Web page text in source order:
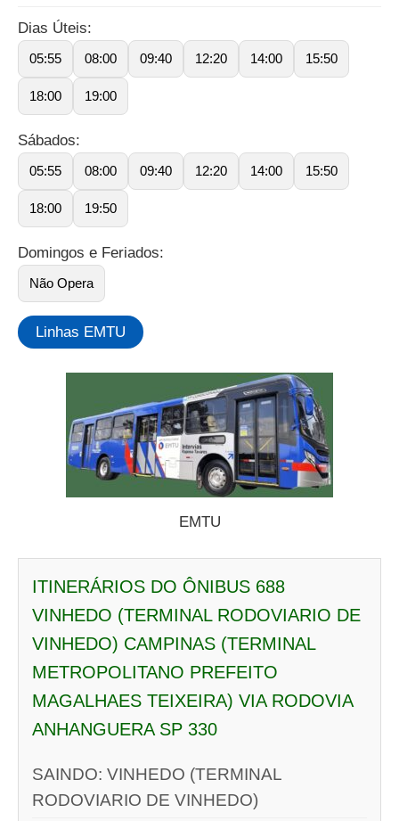
Dias Úteis:
05:55 08:00 09:40 12:20 14:00 15:50
18:00 19:00
Sábados:
05:55 08:00 09:40 12:20 14:00 15:50
18:00 19:50
Domingos e Feriados:
Não Opera
Linhas EMTU
EMTU
ITINERÁRIOS DO ÔNIBUS 688
VINHEDO (TERMINAL RODOVIARIO DE
VINHEDO) CAMPINAS (TERMINAL
METROPOLITANO PREFEITO
MAGALHAES TEIXEIRA) VIA RODOVIA
ANHANGUERA SP 330
SAINDO: VINHEDO (TERMINAL
RODOVIARIO DE VINHEDO)